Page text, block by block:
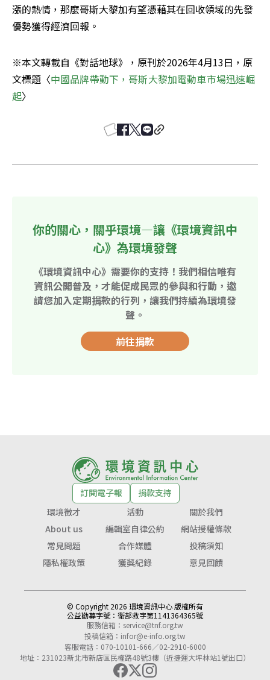
漲的熱情，那麼哥斯大黎加有望憑藉其在回收領域的先發
優勢獲得經濟回報。
※本文轉載自《對話地球》，原刊於2026年4月13日，原
文標題〈中國品牌帶動下，哥斯大黎加電動車市場迅速崛
起〉
你的關心，關乎環境—讓《環境資訊中
心》為環境發聲
《環境資訊中心》需要你的支持！我們相信唯有
資訊公開普及，才能促成民眾的參與和行動，邀
請您加入定期捐款的行列，讓我們持續為環境發
聲。
前往捐款
訂閱電子報
捐款支持
環境徵才
活動
關於我們
About us
編輯室自律公約
網站授權條款
常見問題
合作媒體
投稿須知
隱私權政策
獲獎紀錄 意見回饋
© Copyright 2026 環境資訊中心 版權所有
公益勸募字號： 衛部救字第1141364365號
服務信箱： service@tnf.org.tw
投稿信箱： infor@e-info.org.tw
客服電話：070-10101-666／02-2910-6000
地址：231023新北市新店區民權路48號3樓（近捷運大坪林站1號出口）